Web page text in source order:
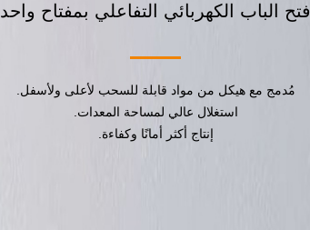
فتح الباب الكهربائي التفاعلي بمفتاح واحد
مُدمج مع هيكل من مواد قابلة للسحب لأعلى ولأسفل.
استغلال عالي لمساحة المعدات.
إنتاج أكثر أمانًا وكفاءة.